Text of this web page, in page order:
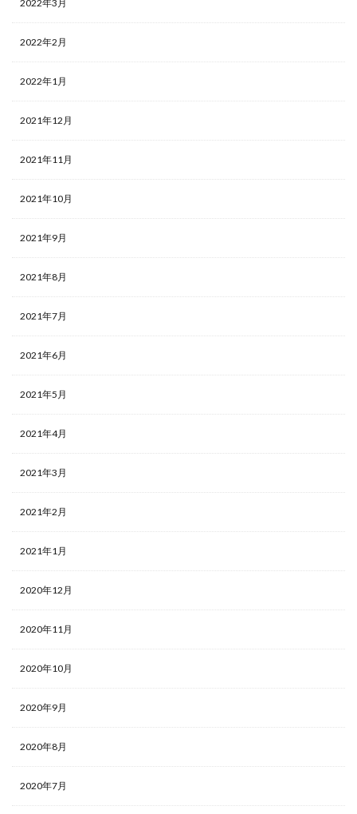
2022年3月
2022年2月
2022年1月
2021年12月
2021年11月
2021年10月
2021年9月
2021年8月
2021年7月
2021年6月
2021年5月
2021年4月
2021年3月
2021年2月
2021年1月
2020年12月
2020年11月
2020年10月
2020年9月
2020年8月
2020年7月